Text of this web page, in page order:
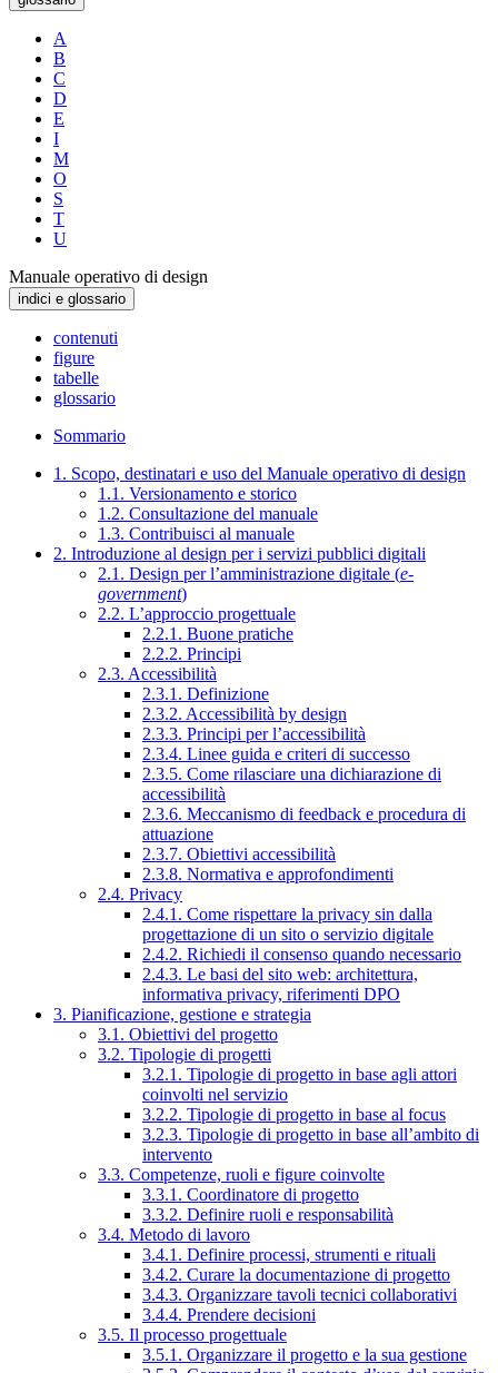
A
B
C
D
E
I
M
O
S
T
U
Manuale operativo di design
indici e glossario
contenuti
figure
tabelle
glossario
Sommario
1. Scopo, destinatari e uso del Manuale operativo di design
1.1. Versionamento e storico
1.2. Consultazione del manuale
1.3. Contribuisci al manuale
2. Introduzione al design per i servizi pubblici digitali
2.1. Design per l’amministrazione digitale (e-
government)
2.2. L’approccio progettuale
2.2.1. Buone pratiche
2.2.2. Principi
2.3. Accessibilità
2.3.1. Definizione
2.3.2. Accessibilità by design
2.3.3. Principi per l’accessibilità
2.3.4. Linee guida e criteri di successo
2.3.5. Come rilasciare una dichiarazione di
accessibilità
2.3.6. Meccanismo di feedback e procedura di
attuazione
2.3.7. Obiettivi accessibilità
2.3.8. Normativa e approfondimenti
2.4. Privacy
2.4.1. Come rispettare la privacy sin dalla
progettazione di un sito o servizio digitale
2.4.2. Richiedi il consenso quando necessario
2.4.3. Le basi del sito web: architettura,
informativa privacy, riferimenti DPO
3. Pianificazione, gestione e strategia
3.1. Obiettivi del progetto
3.2. Tipologie di progetti
3.2.1. Tipologie di progetto in base agli attori
coinvolti nel servizio
3.2.2. Tipologie di progetto in base al focus
3.2.3. Tipologie di progetto in base all’ambito di
intervento
3.3. Competenze, ruoli e figure coinvolte
3.3.1. Coordinatore di progetto
3.3.2. Definire ruoli e responsabilità
3.4. Metodo di lavoro
3.4.1. Definire processi, strumenti e rituali
3.4.2. Curare la documentazione di progetto
3.4.3. Organizzare tavoli tecnici collaborativi
3.4.4. Prendere decisioni
3.5. Il processo progettuale
3.5.1. Organizzare il progetto e la sua gestione